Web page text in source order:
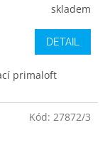
skladem
DETAIL
primaloft
Kód: 27872/3